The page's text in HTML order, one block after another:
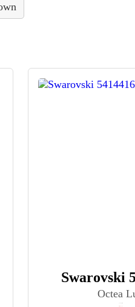
Swarovski
Octea